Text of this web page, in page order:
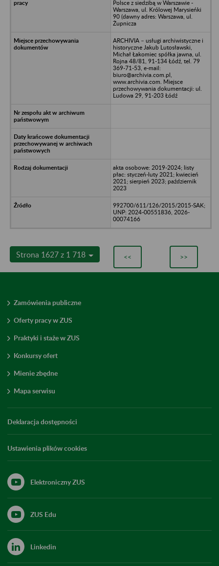
Polsce z siedzibą w Warszawie -
Warszawa, ul. Królowej Marysieńki
90 (dawny adres: Warszawa, ul.
Żupnicza
ARCHIVIA – usługi archiwistyczne i
historyczne Jakub Lutosławski,
Michał Łakomiec spółka jawna, ul.
Rojna 48/81, 91-134 Łódź, tel. 79
369-71-53, e-mail:
biuro@archivia.com.pl,
www.archivia.com. Miejsce
przechowywania dokumentacji: ul.
Ludowa 29, 91-203 Łódź
akta osobowe: 2019-2024; listy
płac: styczeń-luty 2021; kwiecień
2021; sierpień 2023; październik
2023
992700/611/126/2015/2015-SAK;
UNP: 2024-00551836, 2026-
00074166
Strona 1627 z 1 718 << >>
Zamówienia publiczne
Oferty pracy w ZUS
Praktyki i staże w ZUS
Konkursy ofert
Mienie zbędne
Mapa serwisu
Deklaracja dostępności
Ustawienia plików cookies
Elektroniczny ZUS
ZUS Edu
Linkedin